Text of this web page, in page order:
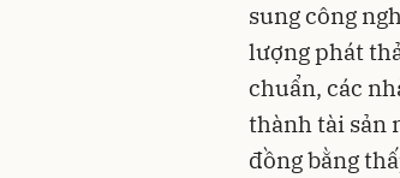
sung công
lượng phát
chuẩn, các
thành tài sản
đồng bằng